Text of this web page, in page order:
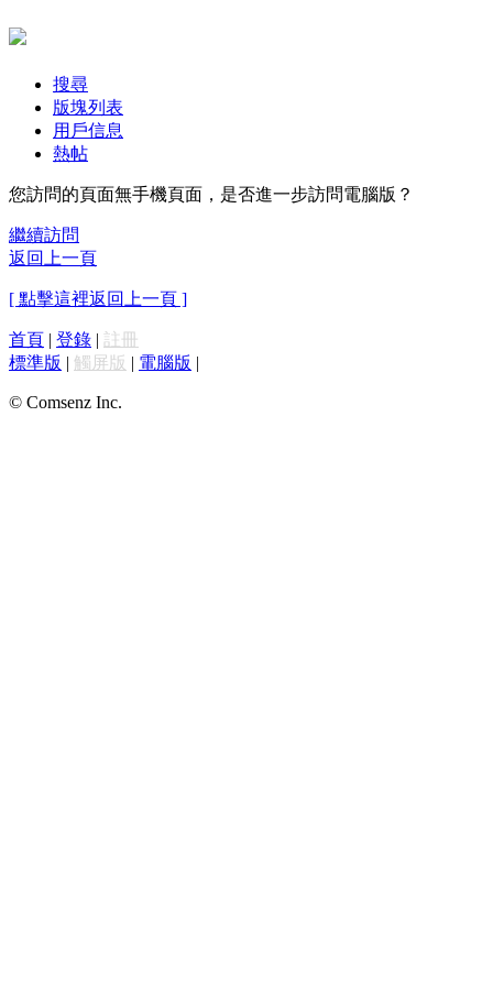
搜尋
版塊列表
用戶信息
熱帖
您訪問的頁面無手機頁面，是否進一步訪問電腦版？
繼續訪問
返回上一頁
[ 點擊這裡返回上一頁 ]
首頁 | 登錄 | 註冊
標準版 | 觸屏版 | 電腦版 |
© Comsenz Inc.